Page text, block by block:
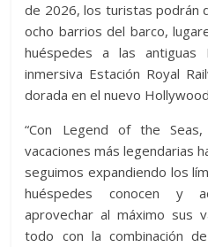
de 2026, los turistas podrán
ocho barrios del barco,
huéspedes a las
inmersiva Estación Royal
dorada en el nuevo
“Con Legend of the
vacaciones más legendarias
seguimos expandiendo los
huéspedes conocen y
aprovechar al máximo sus
todo con la combinación